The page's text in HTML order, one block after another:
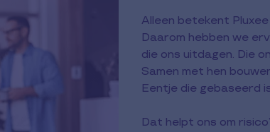
Alleen betekent
Daarom hebben we
die ons uitdagen. Die
Samen met hen
Eentje die gebaseerd
Dat helpt ons om